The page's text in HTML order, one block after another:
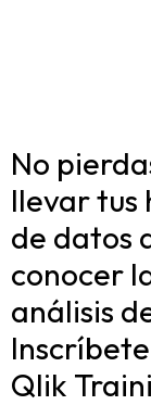
No
llevar tus
de datos
conocer
análisis
Qlik